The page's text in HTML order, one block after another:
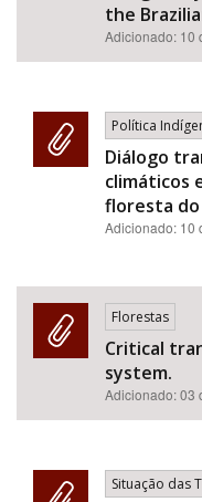
Área Protegida
the
Adicionado: 10
Política
Diálogo
climáticos
floresta do
Adicionado: 10
Florestas
Critical
system.
Adicionado:03
Situação das